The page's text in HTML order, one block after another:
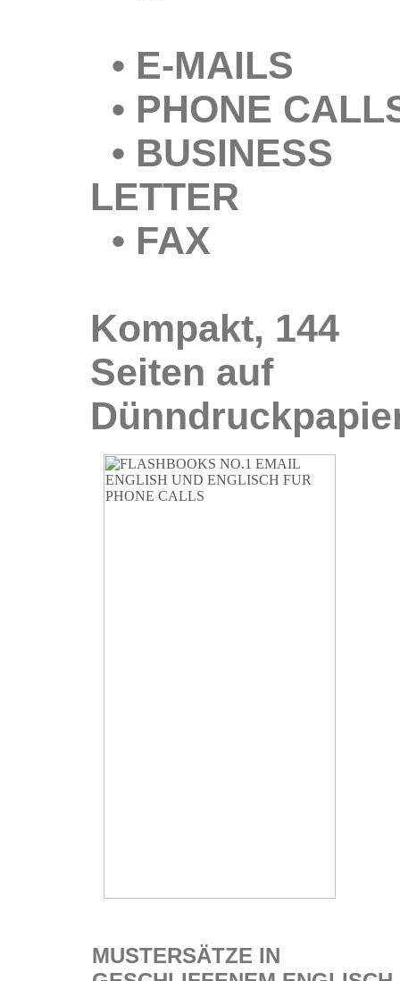
• E-MAILS
• PHONE
• BUSINESS
LETTER
• FAX
Kompakt, 144
Seiten auf
MUSTERSÄTZE IN